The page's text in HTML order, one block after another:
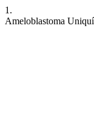
1.
Ameloblastoma